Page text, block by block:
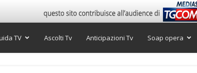
TV Ascolti Tv Anticipazioni Tv Soap opera